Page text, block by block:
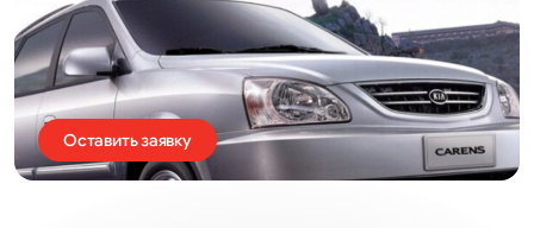
Оставить заявку